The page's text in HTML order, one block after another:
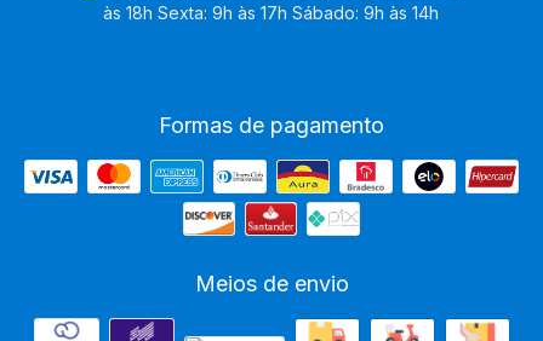
às 18h Sexta: 9h às 17h Sábado: 9h às 14h
Formas de pagamento
Meios de envio